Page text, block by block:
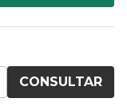
CONSULTAR